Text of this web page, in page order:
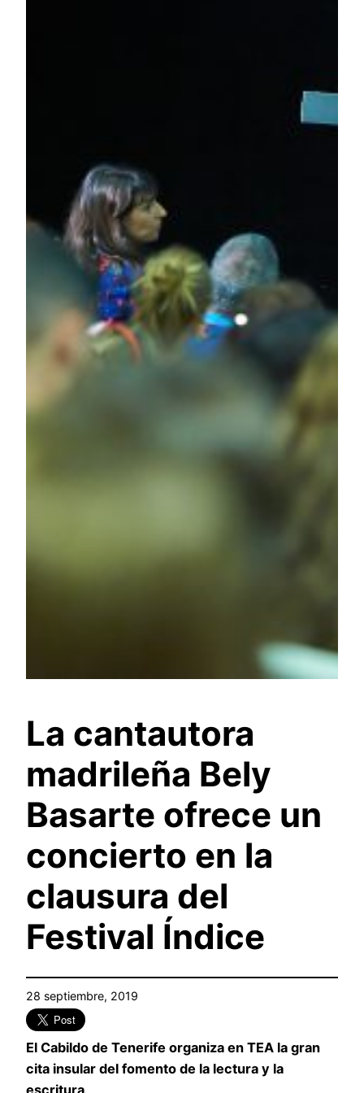
La cantautora
madrileña Bely
Basarte ofrece un
concierto en la
clausura del
Festival Índice
28 septiembre, 2019
El Cabildo de Tenerife organiza en TEA la gran
cita insular del fomento de la lectura y la
escritura